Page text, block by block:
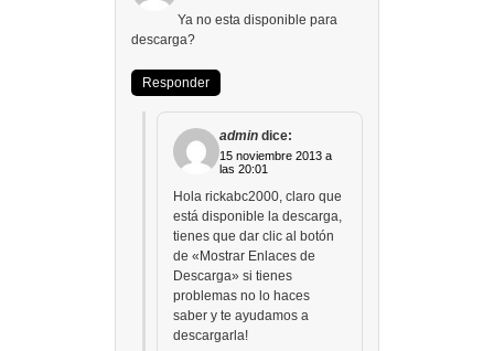
Ya no esta disponible para
descarga?
Responder
admin dice:
15 noviembre 2013 a
las 20:01
Hola rickabc2000, claro que
está disponible la descarga,
tienes que dar clic al botón
de «Mostrar Enlaces de
Descarga» si tienes
problemas no lo haces
saber y te ayudamos a
descargarla!